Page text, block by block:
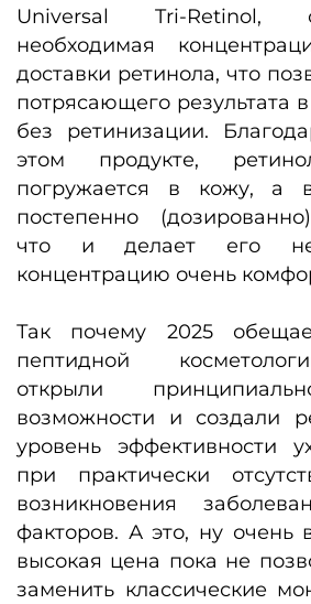
Universal Tri-Retinol,
необходимая
доставки ретинола, что
потрясающего результата
без ретинизации.
этом продукте,
погружается в кожу, а
постепенно
что и делает его
концентрацию очень
Так почему 2025
пептидной
открыли
возможности и создали
уровень эффективности
при практически
возникновения
факторов. А это, ну очень
высокая цена пока не
заменить классические